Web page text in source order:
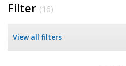
Filter (16)
View all filters